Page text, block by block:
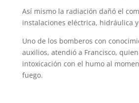
Así mismo la radiación dañó el
instalaciones eléctrica, hidráulica y
Uno de los bomberos con
auxilios, atendió a Francisco,
intoxicación con el humo al
fuego.